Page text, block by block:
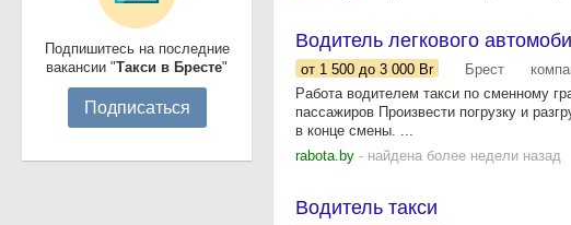
Водитель легкового
от 1 500 до 3 000 Br Брест
Работа водителем такси по сменному
пассажиров Произвести погрузку и
в конце смены. ...
rabota.by - найдена более недели назад
Водитель такси
Подпишитесь на последние
вакансии "Такси в Бресте"
Подписаться